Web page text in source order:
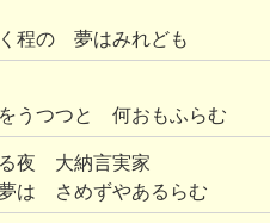
程の 夢はみれども
うつつと 何おもふらむ
夜 大納言実家
は さめずやあるらむ